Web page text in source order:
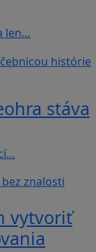
len…
stáva
vytvoriť